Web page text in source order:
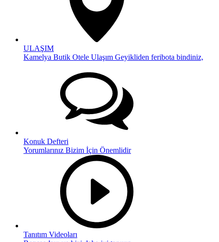
ULAŞIM
Kamelya Butik Otele Ulaşım Geyikliden feribota bindiniz,
Konuk Defteri
Yorumlarınız Bizim İçin Önemlidir
Tanıtım Videoları